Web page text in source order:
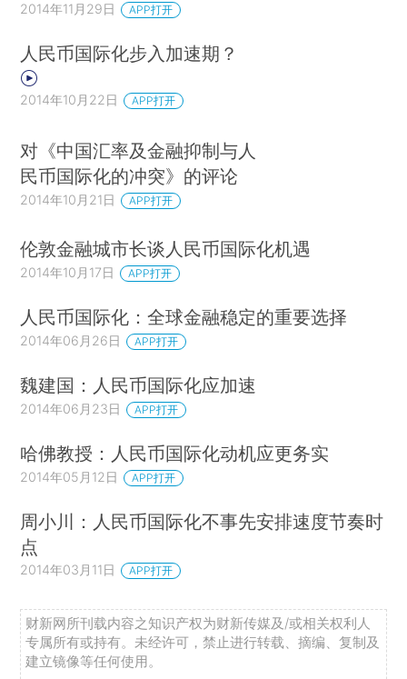
2014年11月29日 APP打开
人民币国际化步入加速期？
2014年10月22日 APP打开
对《中国汇率及金融抑制与人
民币国际化的冲突》的评论
2014年10月21日 APP打开
伦敦金融城市长谈人民币国际化机遇
2014年10月17日 APP打开
人民币国际化：全球金融稳定的重要选择
2014年06月26日 APP打开
魏建国：人民币国际化应加速
2014年06月23日 APP打开
哈佛教授：人民币国际化动机应更务实
2014年05月12日 APP打开
周小川：人民币国际化不事先安排速度节奏时
点
2014年03月11日 APP打开
财新网所刊载内容之知识产权为财新传媒及/或相关权利人
专属所有或持有。未经许可，禁止进行转载、摘编、复制及
建立镜像等任何使用。